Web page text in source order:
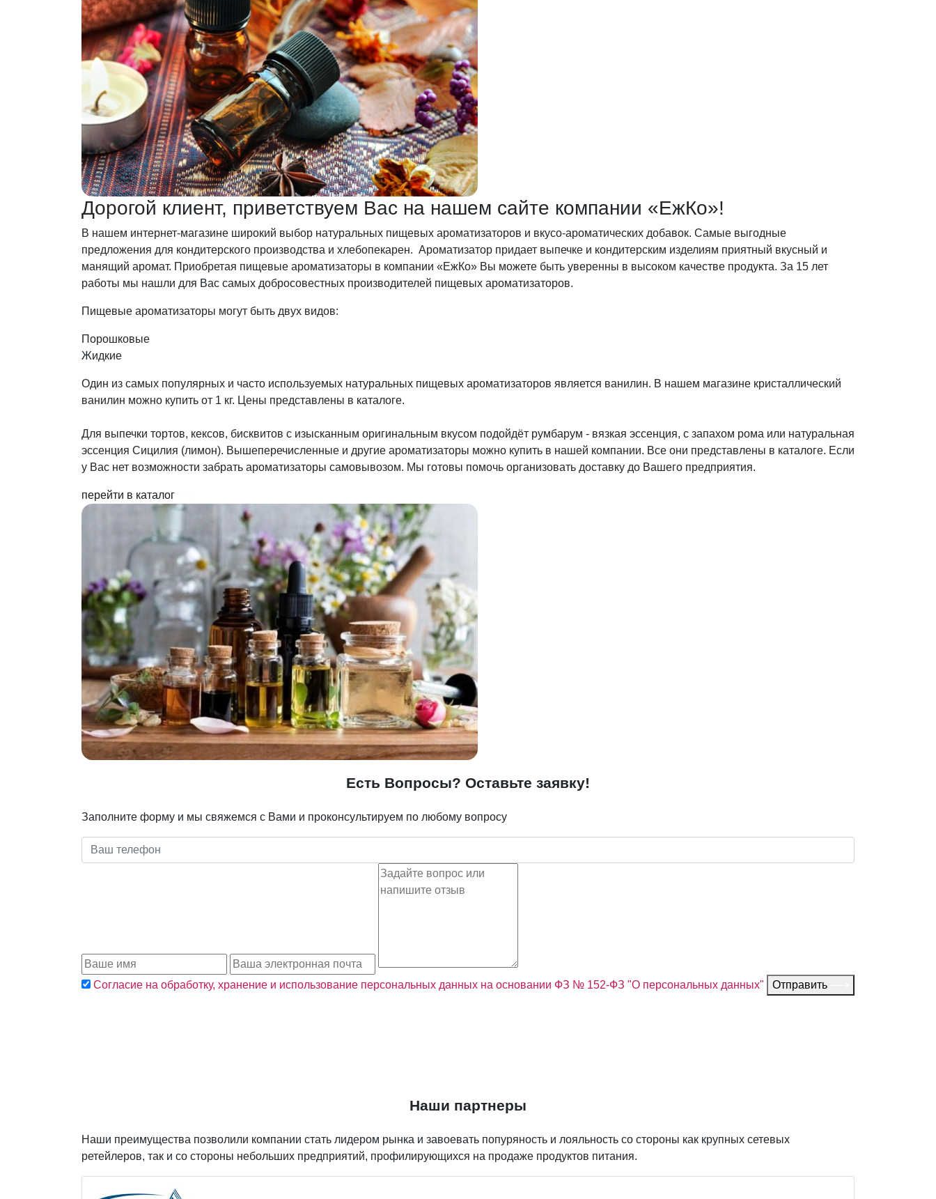
Дорогой клиент, приветствуем Вас на нашем сайте компании «ЕжКо»!
В нашем интернет-магазине широкий выбор натуральных пищевых ароматизаторов и вкусо-ароматических добавок. Самые выгодные
предложения для кондитерского производства и хлебопекарен. Ароматизатор придает выпечке и кондитерским изделиям приятный вкусный и
манящий аромат. Приобретая пищевые ароматизаторы в компании «ЕжКо» Вы можете быть уверенны в высоком качестве продукта. За 15 лет
работы мы нашли для Вас самых добросовестных производителей пищевых ароматизаторов.
Пищевые ароматизаторы могут быть двух видов:
Порошковые
Жидкие
Один из самых популярных и часто используемых натуральных пищевых ароматизаторов является ванилин. В нашем магазине кристаллический
ванилин можно купить от 1 кг. Цены представлены в каталоге.
Для выпечки тортов, кексов, бисквитов с изысканным оригинальным вкусом подойдёт румбарум - вязкая эссенция, с запахом рома или натуральная
эссенция Сицилия (лимон). Вышеперечисленные и другие ароматизаторы можно купить в нашей компании. Все они представлены в каталоге. Если
у Вас нет возможности забрать ароматизаторы самовывозом. Мы готовы помочь организовать доставку до Вашего предприятия.
перейти в каталог
Есть Вопросы? Оставьте заявку!
Заполните форму и мы свяжемся с Вами и проконсультируем по любому вопросу
Согласие на обработку, хранение и использование персональных данных на основании ФЗ № 152-ФЗ "О персональных данных" Отправить
Наши партнеры
Наши преимущества позволили компании стать лидером рынка и завоевать попуряность и лояльность со стороны как крупных сетевых
ретейлеров, так и со стороны небольших предприятий, профилирующихся на продаже продуктов питания.